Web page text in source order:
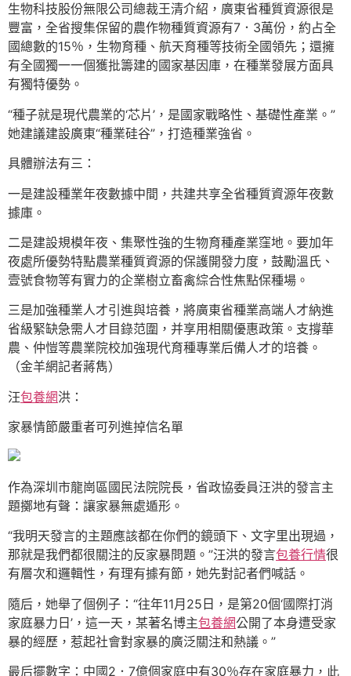
生物科技股份無限公司總裁王清介紹，廣東省種質資源很是
豐富，全省搜集保留的農作物種質資源有7．3萬份，約占全
國總數的15％，生物育種、航天育種等技術全國領先；還擁
有全國獨一一個獲批籌建的國家基因庫，在種業發展方面具
有獨特優勢。
“種子就是現代農業的‘芯片’，是國家戰略性、基礎性產業。”
她建議建設廣東“種業硅谷”，打造種業強省。
具體辦法有三：
一是建設種業年夜數據中間，共建共享全省種質資源年夜數
據庫。
二是建設規模年夜、集聚性強的生物育種產業窪地。要加年
夜處所優勢特點農業種質資源的保護開發力度，鼓勵溫氏、
壹號食物等有實力的企業樹立畜禽綜合性焦點保種場。
三是加強種業人才引進與培養，將廣東省種業高端人才納進
省級緊缺急需人才目錄范圍，并享用相關優惠政策。支撐華
農、仲愷等農業院校加強現代育種專業后備人才的培養。
（金羊網記者蔣雋）
汪包養網洪：
家暴情節嚴重者可列進掉信名單
作為深圳市龍崗區國民法院院長，省政協委員汪洪的發言主
題擲地有聲：讓家暴無處遁形。
“我明天發言的主題應該都在你們的鏡頭下、文字里出現過，
那就是我們都很關注的反家暴問題。”汪洪的發言包養行情很
有層次和邏輯性，有理有據有節，她先對記者們喊話。
隨后，她舉了個例子：“往年11月25日，是第20個‘國際打消
家庭暴力日’，這一天，某著名博主包養網公開了本身遭受家
暴的經歷，惹起社會對家暴的廣泛關注和熱議。”
最后擺數字：中國2．7億個家庭中有30％存在家庭暴力，此